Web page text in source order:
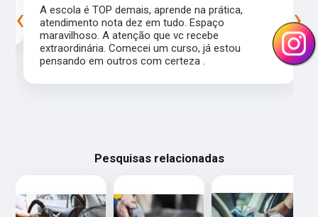
A escola é TOP demais, aprende na prática,
atendimento nota dez em tudo. Espaço
maravilhoso. A atenção que vc recebe
extraordinária. Comecei um curso, já estou
pensando em outros com certeza .
‹ ›
Pesquisas relacionadas